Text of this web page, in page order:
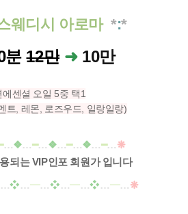
웨디시 아로마 *:*
분12만 ➜ 10만
에센셜 오일 5중 택1
트, 레몬, 로즈우드, 일랑일랑)
…❖…━…❖…━…❖…━…❋
되는 VIP인포 회원가 입니다
…❖…━…❖…━…❖…━…❋